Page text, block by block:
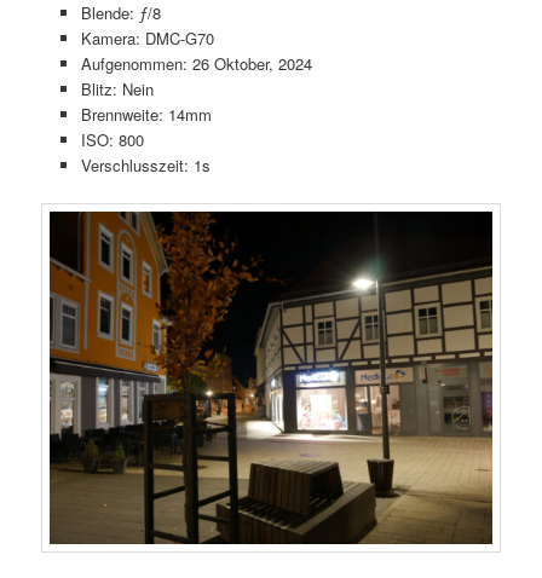
Blende: ƒ/8
Kamera: DMC-G70
Aufgenommen: 26 Oktober, 2024
Blitz: Nein
Brennweite: 14mm
ISO: 800
Verschlusszeit: 1s